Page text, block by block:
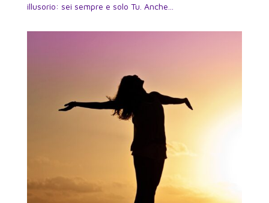
illusorio: sei sempre e solo Tu. Anche...